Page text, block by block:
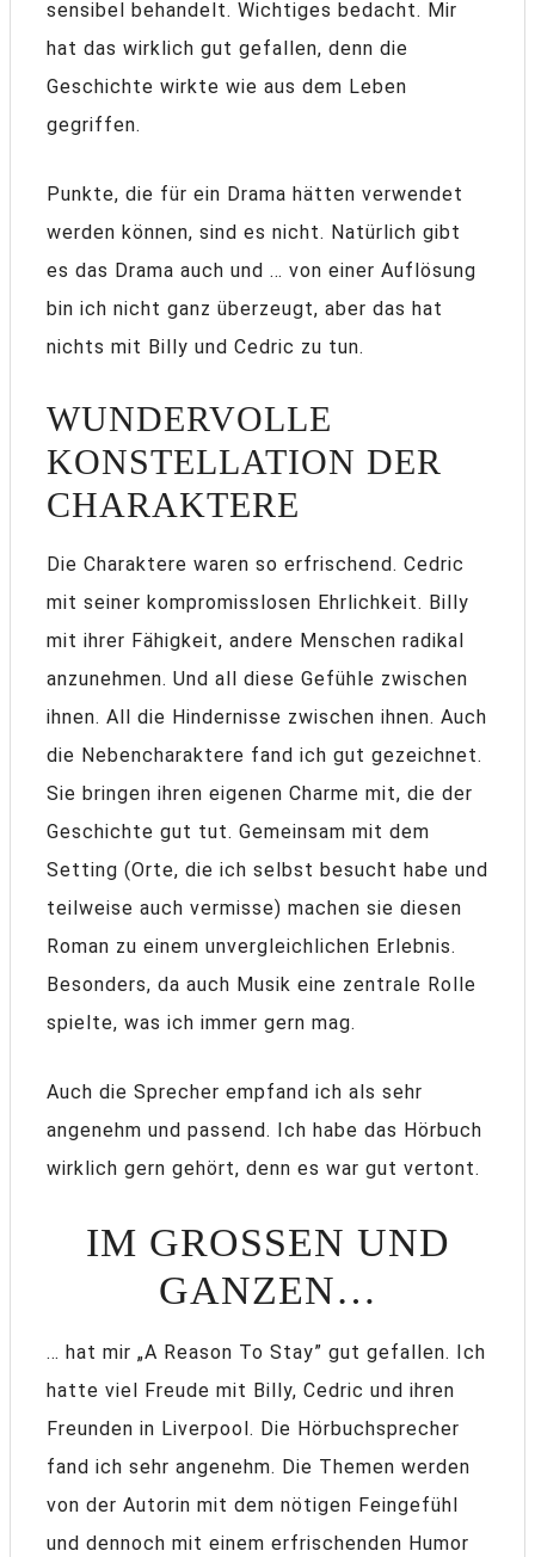
sensibel behandelt. Wichtiges bedacht. Mir
hat das wirklich gut gefallen, denn die
Geschichte wirkte wie aus dem Leben
gegriffen.
Punkte, die für ein Drama hätten verwendet
werden können, sind es nicht. Natürlich gibt
es das Drama auch und … von einer Auflösung
bin ich nicht ganz überzeugt, aber das hat
nichts mit Billy und Cedric zu tun.
WUNDERVOLLE
KONSTELLATION DER
CHARAKTERE
Die Charaktere waren so erfrischend. Cedric
mit seiner kompromisslosen Ehrlichkeit. Billy
mit ihrer Fähigkeit, andere Menschen radikal
anzunehmen. Und all diese Gefühle zwischen
ihnen. All die Hindernisse zwischen ihnen. Auch
die Nebencharaktere fand ich gut gezeichnet.
Sie bringen ihren eigenen Charme mit, die der
Geschichte gut tut. Gemeinsam mit dem
Setting (Orte, die ich selbst besucht habe und
teilweise auch vermisse) machen sie diesen
Roman zu einem unvergleichlichen Erlebnis.
Besonders, da auch Musik eine zentrale Rolle
spielte, was ich immer gern mag.
Auch die Sprecher empfand ich als sehr
angenehm und passend. Ich habe das Hörbuch
wirklich gern gehört, denn es war gut vertont.
IM GROSSEN UND G
ANZEN…
… hat mir „A Reason To Stay” gut gefallen. Ich
hatte viel Freude mit Billy, Cedric und ihren
Freunden in Liverpool. Die Hörbuchsprecher
fand ich sehr angenehm. Die Themen werden
von der Autorin mit dem nötigen Feingefühl
und dennoch mit einem erfrischenden Humor